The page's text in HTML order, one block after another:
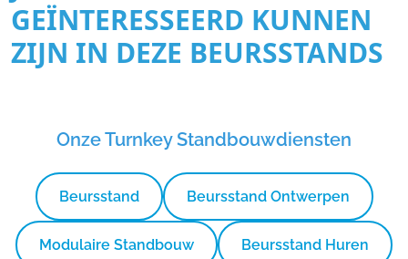
GEÏNTERESSEERD KUNNEN
ZIJN IN DEZE BEURSSTANDS
Onze Turnkey Standbouwdiensten
Beursstand Beursstand Ontwerpen
Modulaire Standbouw Beursstand Huren